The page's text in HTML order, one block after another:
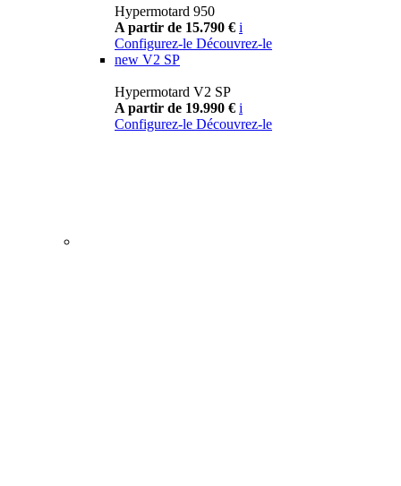
Hypermotard 950
A partir de 15.790 € i
Configurez-le Découvrez-le
new V2 SP
Hypermotard V2 SP
A partir de 19.990 € i
Configurez-le Découvrez-le